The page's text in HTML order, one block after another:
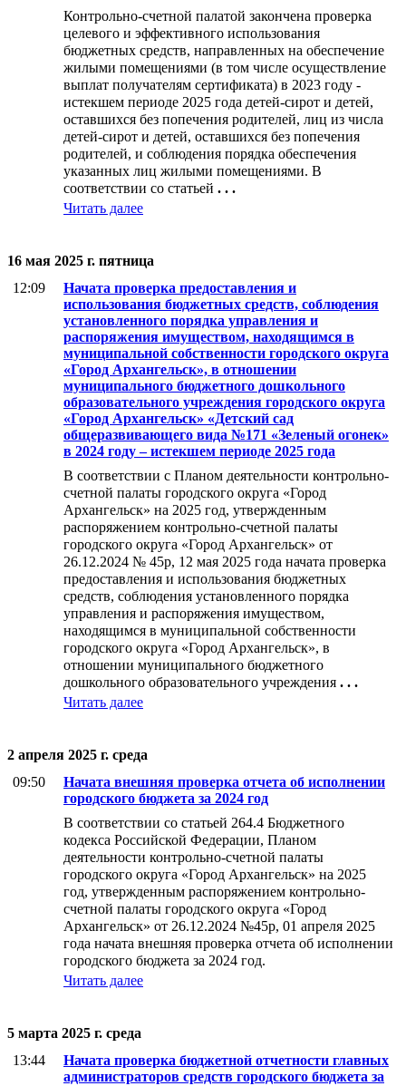
Контрольно-счетной палатой закончена проверка
целевого и эффективного использования
бюджетных средств, направленных на обеспечение
жилыми помещениями (в том числе осуществление
выплат получателям сертификата) в 2023 году -
истекшем периоде 2025 года детей-сирот и детей,
оставшихся без попечения родителей, лиц из числа
детей-сирот и детей, оставшихся без попечения
родителей, и соблюдения порядка обеспечения
указанных лиц жилыми помещениями. В
соответствии со статьей . . .
Читать далее
16 мая 2025 г. пятница
12:09
Начата проверка предоставления и
использования бюджетных средств, соблюдения
установленного порядка управления и
распоряжения имуществом, находящимся в
муниципальной собственности городского округа
«Город Архангельск», в отношении
муниципального бюджетного дошкольного
образовательного учреждения городского округа
«Город Архангельск» «Детский сад
общеразвивающего вида №171 «Зеленый огонек»
в 2024 году – истекшем периоде 2025 года
В соответствии с Планом деятельности контрольно-
счетной палаты городского округа «Город
Архангельск» на 2025 год, утвержденным
распоряжением контрольно-счетной палаты
городского округа «Город Архангельск» от
26.12.2024 № 45р, 12 мая 2025 года начата проверка
предоставления и использования бюджетных
средств, соблюдения установленного порядка
управления и распоряжения имуществом,
находящимся в муниципальной собственности
городского округа «Город Архангельск», в
отношении муниципального бюджетного
дошкольного образовательного учреждения . . .
Читать далее
2 апреля 2025 г. среда
09:50
Начата внешняя проверка отчета об исполнении
городского бюджета за 2024 год
В соответствии со статьей 264.4 Бюджетного
кодекса Российской Федерации, Планом
деятельности контрольно-счетной палаты
городского округа «Город Архангельск» на 2025
год, утвержденным распоряжением контрольно-
счетной палаты городского округа «Город
Архангельск» от 26.12.2024 №45р, 01 апреля 2025
года начата внешняя проверка отчета об исполнении
городского бюджета за 2024 год.
Читать далее
5 марта 2025 г. среда
13:44
Начата проверка бюджетной отчетности главных
администраторов средств городского бюджета за